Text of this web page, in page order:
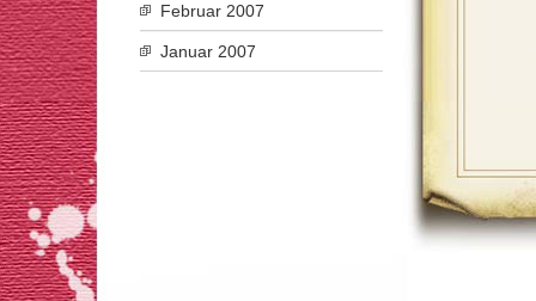
Februar 2007
Januar 2007